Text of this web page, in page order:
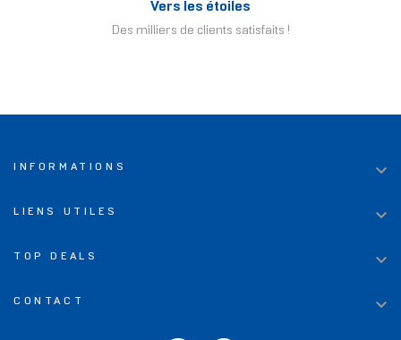
Vers les étoiles
Des milliers de clients satisfaits !
INFORMATIONS 
LIENS UTILES 
TOP DEALS 
CONTACT 